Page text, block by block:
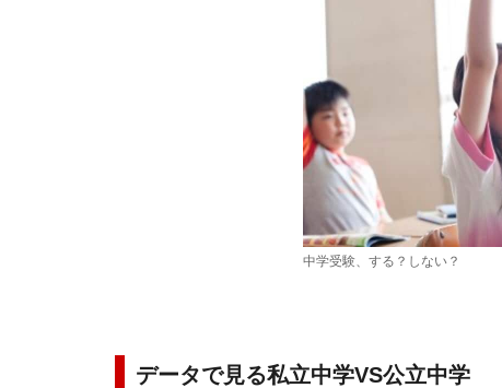
中学受験、する？しない？
データで見る私立中学VS公立中学